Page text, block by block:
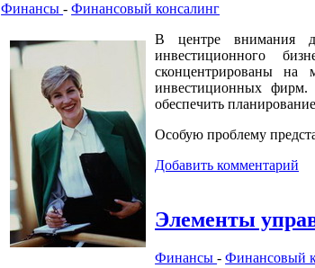
Финансы-Финансовый консалинг
В центре внимания
инвестиционного
сконцентрированы на
инвестиционных
обеспечить
Особую проблему
Добавить комментарий
Элементы
Финансы-Финансовый